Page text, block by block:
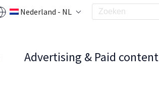
Nederland - NL
Advertising & Paid content